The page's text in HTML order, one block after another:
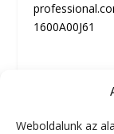
Weboldalunk az
1600A00J61